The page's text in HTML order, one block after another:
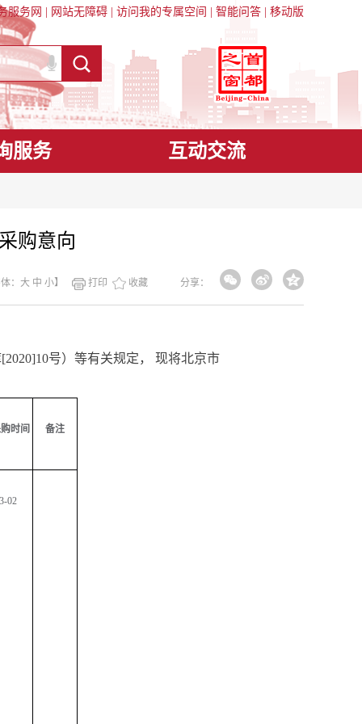
服务网 网站无障碍 访问我的专属空间 智能问答 移动版
服务 互动交流
购意向
分享：
： 大 中 小】 打印 收藏
[2020]10号）等有关规定， 现将北京市
时间 备注
02